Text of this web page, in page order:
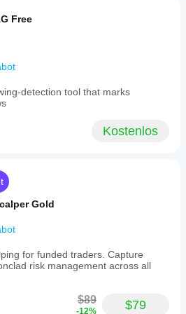
Kapital, sobald
erreicht ist
→ Fester oder
BACKTEST
Daten nicht aufgezeichnet
DOM-DATEN
hochwertige Markttiefen
- Liest DOM alle 500ms, VPS
Sie die Verfügbarkeit des
Broker
in der Anfangsphase
Free
detection tool that marks
Kostenlos
Gold
for funded traders. Capture
risk management across all
$89
-12% $79